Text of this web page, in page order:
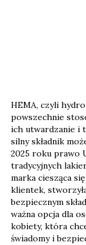
HEMA, czyli
powszechnie
ich utwardzanie i
silny składnik
2025 roku prawo
tradycyjnych
marka ciesząca
klientek,
bezpiecznym
ważna opcja dla
kobiety, która
świadomy i